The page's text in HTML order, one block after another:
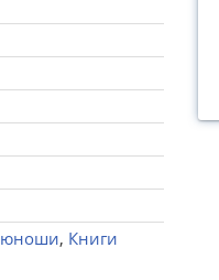
юноши, Книги